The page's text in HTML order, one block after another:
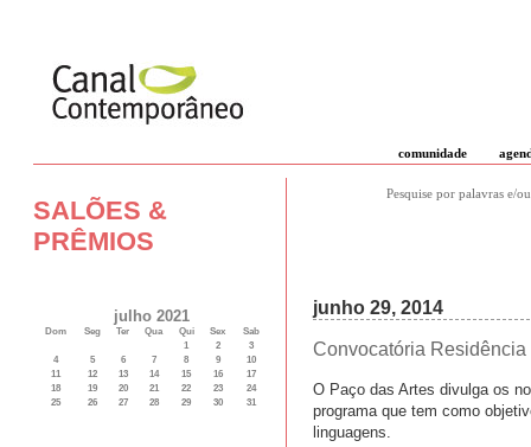
comunidade
SALÕES &
PRÊMIOS
julho 2021
Dom Seg Ter Qua Qui Sex
Sab
1
2
3
4
5 6 7 8 9
10
11
12 13 14 15 16
17
18
19 20 21 22 23
24
25
26 27 28 29 30 31
Pesquise por palavras e/
junho 29, 2014
Convocatória
O Paço das Artes divulga os
programa que tem como
linguagens.